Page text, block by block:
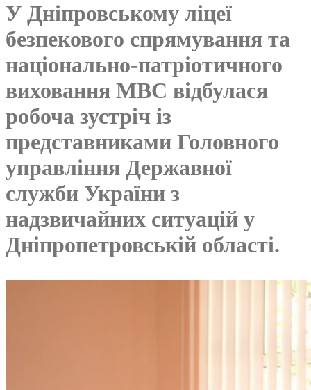
У Дніпровському ліцеї
безпекового спрямування та
національно-патріотичного
виховання МВС відбулася
робоча зустріч із
представниками Головного
управління Державної
служби України з
надзвичайних ситуацій у
Дніпропетровській області.